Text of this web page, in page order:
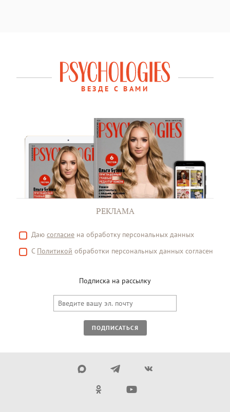
ВЕЗДЕ С ВАМИ
РЕКЛАМА
Даю согласие на обработку персональных данных
С Политикой обработки персональных данных согласен
Подписка на рассылку
ПОДПИСАТЬСЯ